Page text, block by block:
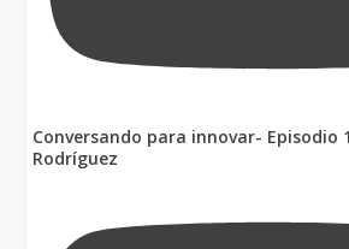
Conversando para innovar- Episodio
Rodríguez